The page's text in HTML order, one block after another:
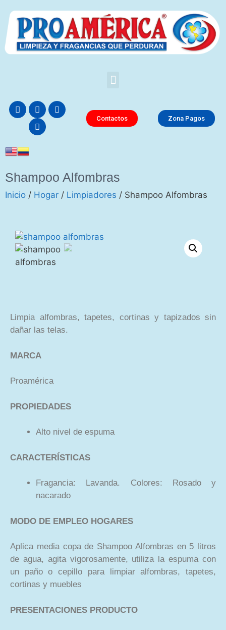
Contactos Zona Pagos
Shampoo Alfombras
Inicio / Hogar / Limpiadores / Shampoo Alfombras
Limpia alfombras, tapetes, cortinas y tapizados sin
dañar las telas.
MARCA
Proamérica
PROPIEDADES
Alto nivel de espuma
CARACTERÍSTICAS
Fragancia: Lavanda. Colores: Rosado y
nacarado
MODO DE EMPLEO HOGARES
Aplica media copa de Shampoo Alfombras en 5 litros
de agua, agita vigorosamente, utiliza la espuma con
un paño o cepillo para limpiar alfombras, tapetes,
cortinas y muebles
PRESENTACIONES PRODUCTO